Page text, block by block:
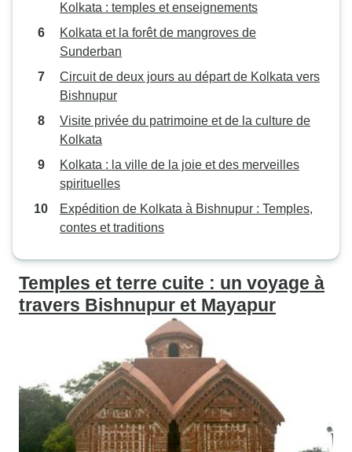
Kolkata : temples et enseignements
Kolkata et la forêt de mangroves de
Sunderban
Circuit de deux jours au départ de Kolkata vers
Bishnupur
Visite privée du patrimoine et de la culture de
Kolkata
Kolkata : la ville de la joie et des merveilles
spirituelles
Expédition de Kolkata à Bishnupur : Temples,
contes et traditions
Temples et terre cuite : un voyage à
travers Bishnupur et Mayapur